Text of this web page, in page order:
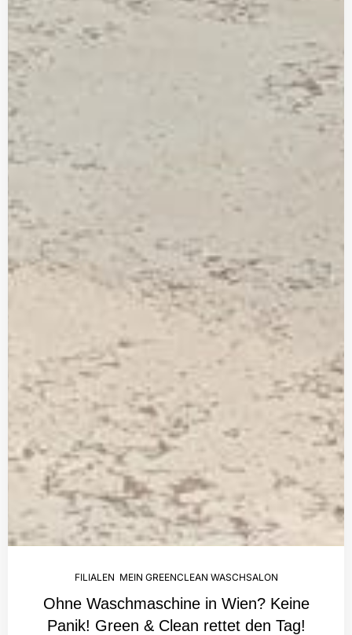
FILIALEN MEIN GREENCLEAN WASCHSALON
Ohne Waschmaschine in Wien? Keine
Panik! Green & Clean rettet den Tag!